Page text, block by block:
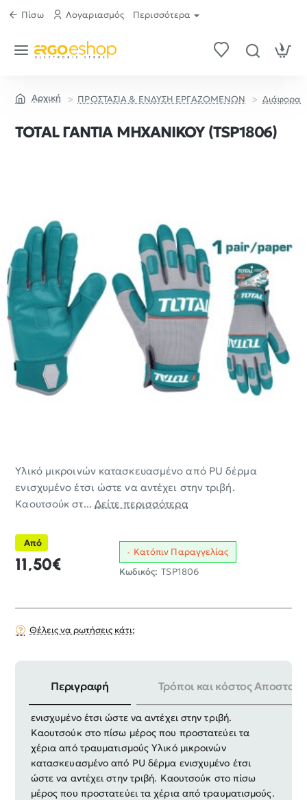
Πίσω Λογαριασμός Περισσότερα
ΠΡΟΣΤΑΣΙΑ & ΕΝΔΥΣΗ ΕΡΓΑΖΟΜΕΝΩΝ Διάφορα
TOTAL ΓΑΝΤΙΑ ΜΗΧΑΝΙΚΟΥ (TSP1806)
Υλικό μικροινών κατασκευασμένο από PU δέρμα
ενισχυμένο έτσι ώστε να αντέχει στην τριβή.
Καουτσούκ στ... Δείτε περισσότερα
Από
11,50€
Κατόπιν Παραγγελίας
Κωδικός: TSP1806
Θέλεις να ρωτήσεις κάτι;
Περιγραφή Τρόποι και κόστος
Υλικό μικροινών κατασκευασμένο από PU δέρμα
ενισχυμένο έτσι ώστε να αντέχει στην τριβή.
Καουτσούκ στο πίσω μέρος που προστατεύει τα
χέρια από τραυματισμούς Υλικό μικροινών
κατασκευασμένο από PU δέρμα ενισχυμένο έτσι
ώστε να αντέχει στην τριβή. Καουτσούκ στο πίσω
μέρος που προστατεύει τα χέρια από τραυματισμούς.